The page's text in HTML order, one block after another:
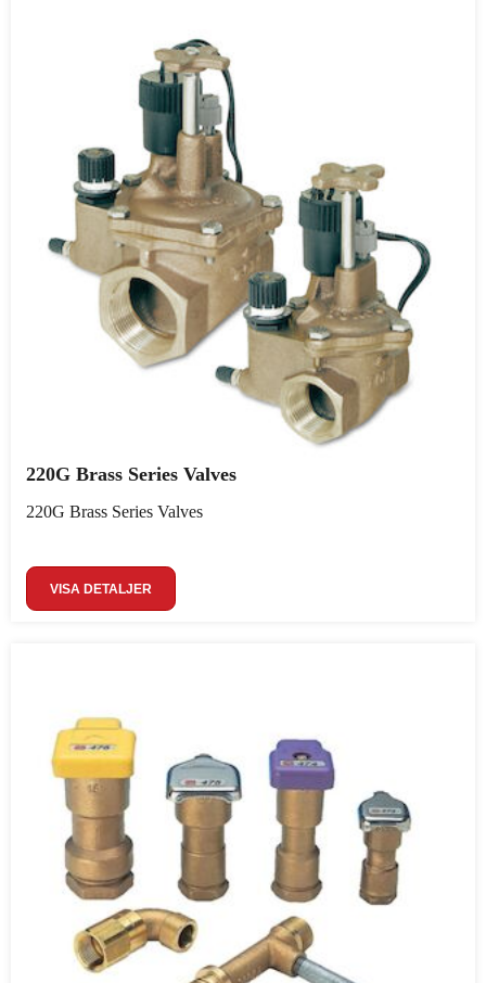
220G Brass Series Valves
220G Brass Series Valves
VISA DETALJER